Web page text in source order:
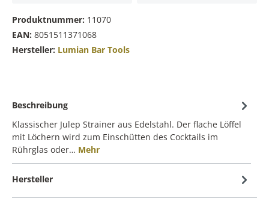
Produktnummer: 11070
EAN: 8051511371068
Hersteller: Lumian Bar Tools
Beschreibung
Klassischer Julep Strainer aus Edelstahl. Der flache Löffel
mit Löchern wird zum Einschütten des Cocktails im
Rührglas oder… Mehr
Hersteller